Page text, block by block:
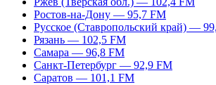
Ростов-на-Дону — 95,7 FM
Русское (Ставропольский край) —
Рязань — 102,5 FM
Самара — 96,8 FM
Санкт-Петербург — 92,9 FM
Саратов — 101,1 FM